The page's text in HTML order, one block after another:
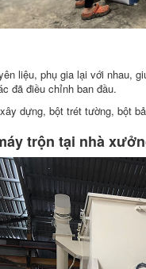
liệu, phụ gia lại với nhau,
đã điều chỉnh ban đầu.
dựng, bột trét tường, bột
trộn tại nhà